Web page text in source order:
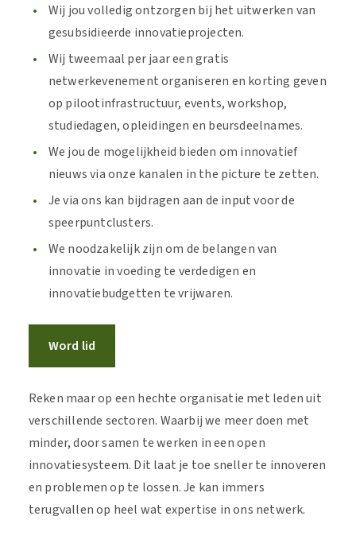
Wij jou volledig ontzorgen bij het uitwerken van
gesubsidieerde innovatieprojecten.
Wij tweemaal per jaar een gratis
netwerkevenement organiseren en korting geven
op pilootinfrastructuur, events, workshop,
studiedagen, opleidingen en beursdeelnames.
We jou de mogelijkheid bieden om innovatief
nieuws via onze kanalen in the picture te zetten.
Je via ons kan bijdragen aan de input voor de
speerpuntclusters.
We noodzakelijk zijn om de belangen van
innovatie in voeding te verdedigen en
innovatiebudgetten te vrijwaren.
Word lid
Reken maar op een hechte organisatie met leden uit
verschillende sectoren. Waarbij we meer doen met
minder, door samen te werken in een open
innovatiesysteem. Dit laat je toe sneller te innoveren
en problemen op te lossen. Je kan immers
terugvallen op heel wat expertise in ons netwerk.